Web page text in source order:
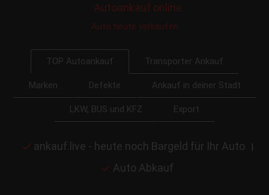
Autoankauf online
Auto heute verkaufen
TOP Autoankauf Transporter Ankauf
Marken Defekte Ankauf in deiner Stadt
LKW, BUS und KFZ Export
ankauf.live - heute noch Bargeld für Ihr Auto |
Auto Abkauf